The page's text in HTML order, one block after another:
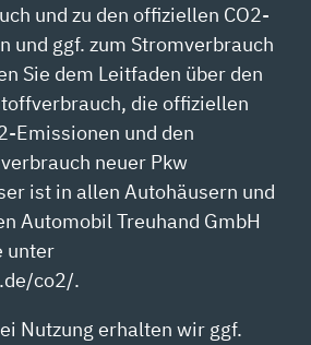
und zu den offiziellen CO2-
und ggf. zum Stromverbrauch
Sie dem Leitfaden über den
die offiziellen
Emissionen und den
neuer Pkw
ist in allen Autohäusern und
Automobil Treuhand GmbH
unter
co2/.
Nutzung erhalten wir ggf.